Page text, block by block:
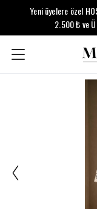
Yeni üyelere özel
2.500 ₺ ve